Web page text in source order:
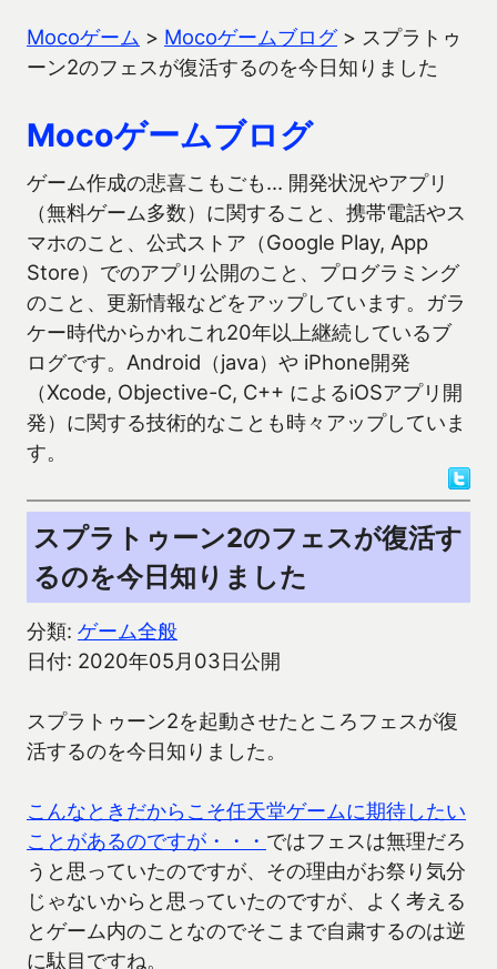
Mocoゲーム > Mocoゲームブログ> スプラトゥ
ーン2のフェスが復活するのを今日知りました
Mocoゲームブログ
ゲーム作成の悲喜こもごも… 開発状況やアプリ
（無料ゲーム多数）に関すること、携帯電話やス
マホのこと、公式ストア（Google Play, App
Store）でのアプリ公開のこと、プログラミング
のこと、更新情報などをアップしています。ガラ
ケー時代からかれこれ20年以上継続しているブ
ログです。Android（java）や iPhone開発
（Xcode, Objective-C, C++ によるiOSアプリ開
発）に関する技術的なことも時々アップしていま
す。
スプラトゥーン2のフェスが復活す
るのを今日知りました
分類: ゲーム全般
日付: 2020年05月03日公開
スプラトゥーン2を起動させたところフェスが復
活するのを今日知りました。
こんなときだからこそ任天堂ゲームに期待したい
ことがあるのですが・・・ ではフェスは無理だろ
うと思っていたのですが、その理由がお祭り気分
じゃないからと思っていたのですが、よく考える
とゲーム内のことなのでそこまで自粛するのは逆
に駄目ですね。